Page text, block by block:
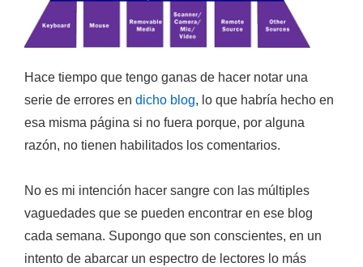
Hace tiempo que tengo ganas de hacer notar una
serie de errores en dicho blog, lo que habría hecho en
esa misma página si no fuera porque, por alguna
razón, no tienen habilitados los comentarios.
No es mi intención hacer sangre con las múltiples
vaguedades que se pueden encontrar en ese blog
cada semana. Supongo que son conscientes, en un
intento de abarcar un espectro de lectores lo más